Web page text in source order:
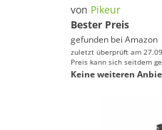
von Pikeur
Bester Preis
gefunden bei Amazon
zuletzt überprüft am
Preis kann sich seitdem
Keine weiteren